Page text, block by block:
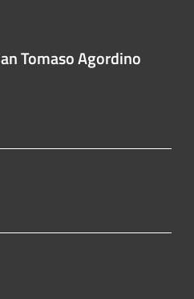
Tomaso Agordino